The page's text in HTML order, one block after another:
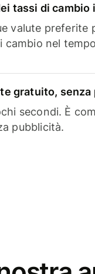
tassi di cambio
valute preferite
cambio nel
gratuito, senza
secondi. È
pubblicità.